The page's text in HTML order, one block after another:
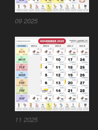
09 2025
11 2025